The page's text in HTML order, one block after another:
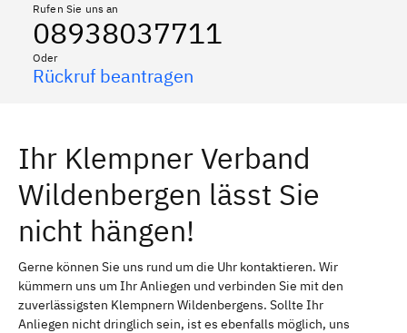
Rufen Sie uns an
08938037711
Oder
Rückruf beantragen
Ihr Klempner Verband
Wildenbergen lässt Sie
nicht hängen!
Gerne können Sie uns rund um die Uhr kontaktieren. Wir
kümmern uns um Ihr Anliegen und verbinden Sie mit den
zuverlässigsten Klempnern Wildenbergens. Sollte Ihr
Anliegen nicht dringlich sein, ist es ebenfalls möglich, uns